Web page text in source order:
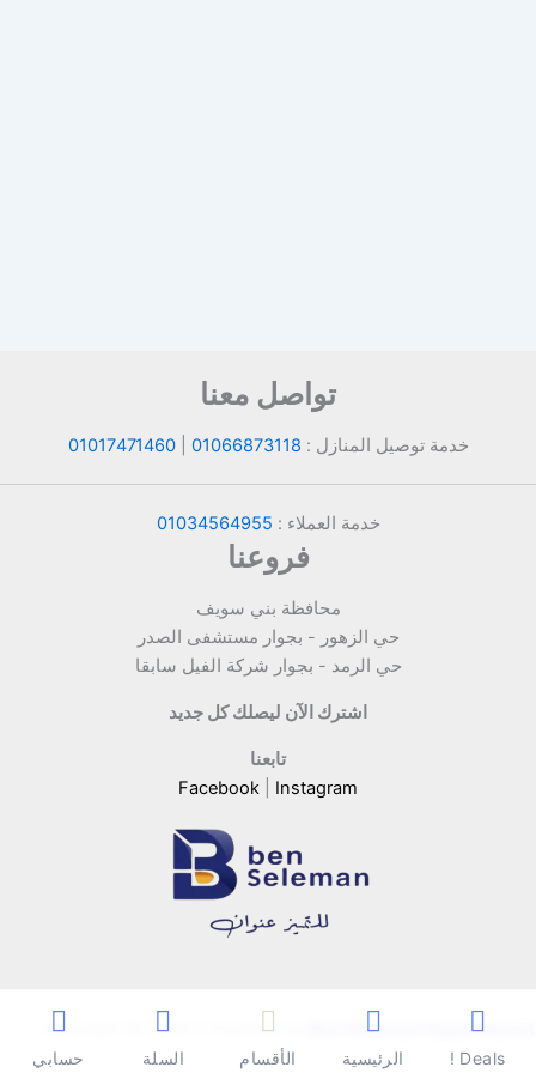
تواصل معنا
خدمة توصيل المنازل : 01066873118
|
01017471460
خدمة العملاء : 01034564955
فروعنا
محافظة بني سويف
حي الزهور - بجوار مستشفى الصدر
حي الرمد - بجوار شركة الفيل سابقا
اشترك الآن ليصلك كل جديد
تابعنا
Facebook
Instagram
Copyright © 2026 | Powered by Ben Seleman Hypermarket
Deals ! الرئيسية الأقسام السلة حسابي